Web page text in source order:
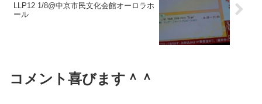
LLP12 1/8@中京市民文化会館オーロラホ
ール
コメント喜びます＾＾